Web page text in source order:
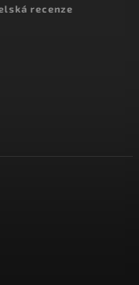
recenze